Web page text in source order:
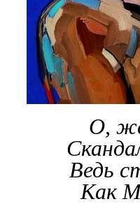
О,
Ведь
Как